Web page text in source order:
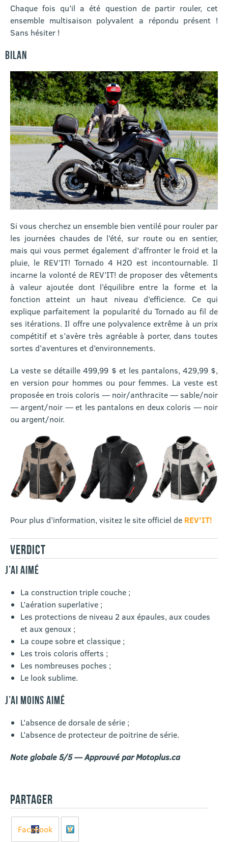
Chaque fois qu’il a été question de partir rouler, cet
ensemble multisaison polyvalent a répondu présent !
Sans hésiter !
BILAN
Si vous cherchez un ensemble bien ventilé pour rouler par
les journées chaudes de l’été, sur route ou en sentier,
mais qui vous permet également d’affronter le froid et la
pluie, le REV’IT! Tornado 4 H2O est incontournable. Il
incarne la volonté de REV’IT! de proposer des vêtements
à valeur ajoutée dont l’équilibre entre la forme et la
fonction atteint un haut niveau d’efficience. Ce qui
explique parfaitement la popularité du Tornado au fil de
ses itérations. Il offre une polyvalence extrême à un prix
compétitif et s’avère très agréable à porter, dans toutes
sortes d’aventures et d’environnements.
La veste se détaille 499,99 $ et les pantalons, 429,99 $,
en version pour hommes ou pour femmes. La veste est
proposée en trois coloris — noir/anthracite — sable/noir
— argent/noir — et les pantalons en deux coloris — noir
ou argent/noir.
Pour plus d’information, visitez le site officiel de REV’IT!
VERDICT
J’AI AIMÉ
La construction triple couche ;
L’aération superlative ;
Les protections de niveau 2 aux épaules, aux coudes
et aux genoux ;
La coupe sobre et classique ;
Les trois coloris offerts ;
Les nombreuses poches ;
Le look sublime.
J’AI MOINS AIMÉ
L’absence de dorsale de série ;
L’absence de protecteur de poitrine de série.
Note globale 5/5 — Approuvé par Motoplus.ca
PARTAGER
Facebook
X